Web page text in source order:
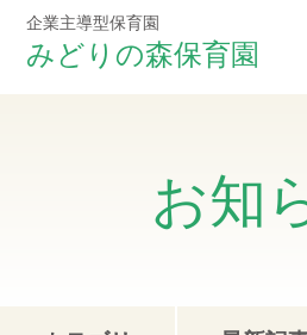
企業主導型保育園
みどりの森保育園
お知